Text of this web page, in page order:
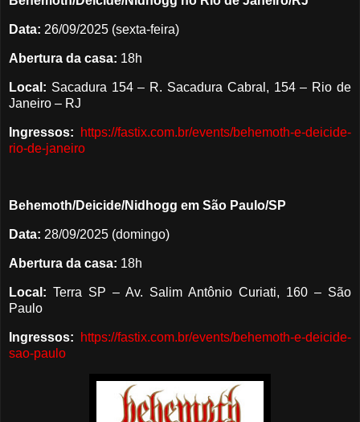
Data: 26/09/2025 (sexta-feira)
Abertura da casa: 18h
Local: Sacadura 154 – R. Sacadura Cabral, 154 – Rio de
Janeiro – RJ
Ingressos:
https://fastix.com.br/events/behemoth-e-deicide-
rio-de-janeiro
Behemoth/Deicide/Nidhogg em São Paulo/SP
Data: 28/09/2025 (domingo)
Abertura da casa: 18h
Local: Terra SP – Av. Salim Antônio Curiati, 160 – São
Paulo
Ingressos:
https://fastix.com.br/events/behemoth-e-deicide-
sao-paulo